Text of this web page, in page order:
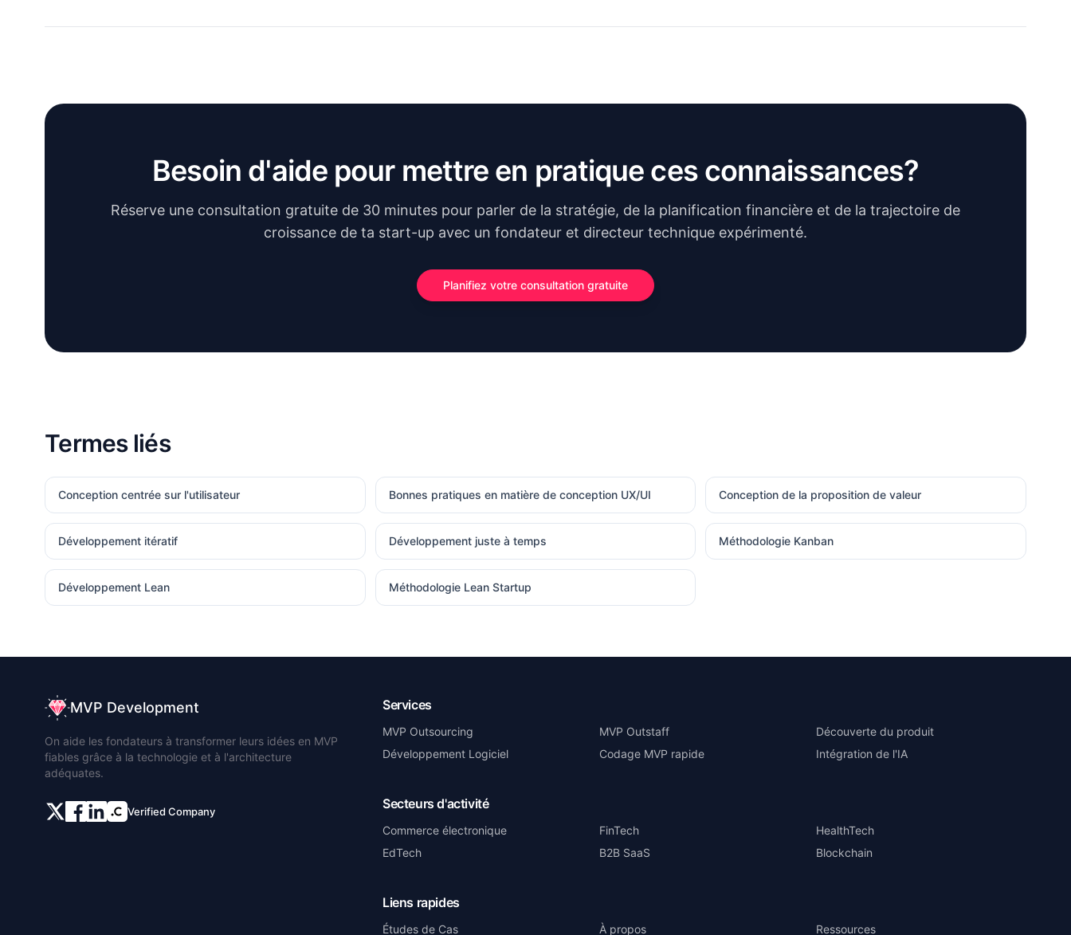
Besoin d'aide pour mettre en pratique ces connaissances?
Réserve une consultation gratuite de 30 minutes pour parler de la stratégie, de la planification financière et de la trajectoire de
croissance de ta start-up avec un fondateur et directeur technique expérimenté.
Planifiez votre consultation gratuite
Termes liés
Conception centrée sur l'utilisateur Bonnes pratiques en matière de conception UX/UI Conception de la proposition de valeur
Développement itératif Développement juste à temps Méthodologie Kanban
Développement Lean Méthodologie Lean Startup
MVP Development
On aide les fondateurs à transformer leurs idées en MVP
fiables grâce à la technologie et à l'architecture
adéquates.
Verified Company
Services
MVP Outsourcing MVP Outstaff
Découverte du produit
Développement Logiciel
Codage MVP rapide Intégration de l'IA
Secteurs d'activité
Commerce électronique FinTech
HealthTech
EdTech
B2B SaaS Blockchain
Liens rapides
Études de Cas À propos Ressources